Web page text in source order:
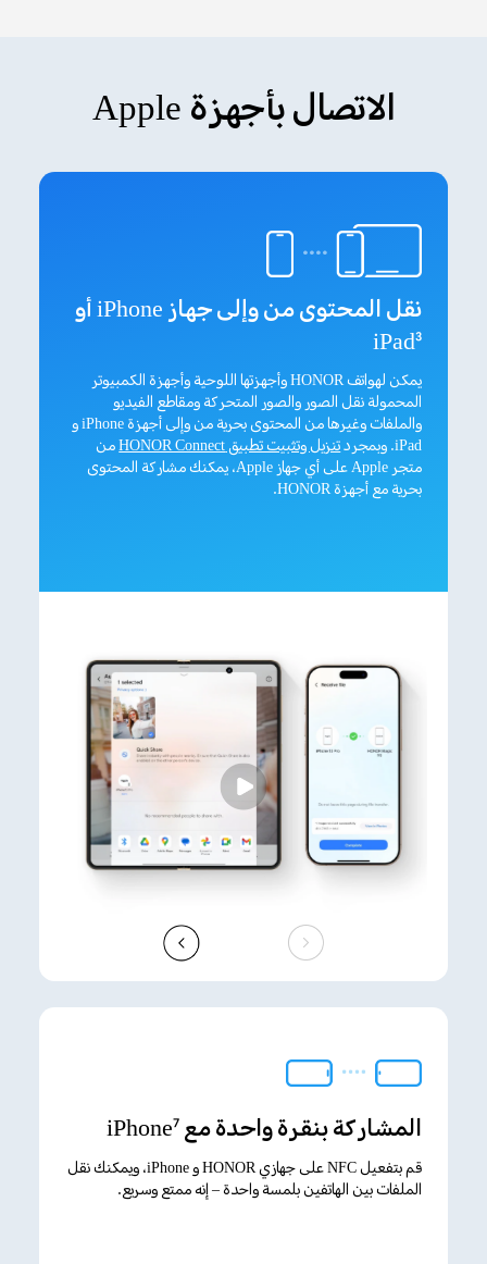
الاتصال بأجهزة Apple
نقل المحتوى من وإلى جهاز iPhone أو
iPad3
يمكن لهواتف HONOR وأجهزتها اللوحية وأجهزة الكمبيوتر
المحمولة نقل الصور والصور المتحركة ومقاطع الفيديو
والملفات وغيرها من المحتوى بحرية من وإلى أجهزة iPhone و
iPad. وبمجرد
تنزيل وتثبيت تطبيق HONOR Connect
من
متجر Apple على أي جهاز Apple، يمكنك مشاركة المحتوى
بحرية مع أجهزة HONOR.
المشاركة بنقرة واحدة مع iPhone 7
قم بتفعيل NFC على جهازي HONOR و iPhone، ويمكنك نقل
الملفات بين الهاتفين بلمسة واحدة – إنه ممتع وسريع.